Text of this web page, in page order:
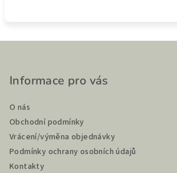
Informace pro vás
O nás
Obchodní podmínky
Vrácení/výměna objednávky
Podmínky ochrany osobních údajů
Kontakty